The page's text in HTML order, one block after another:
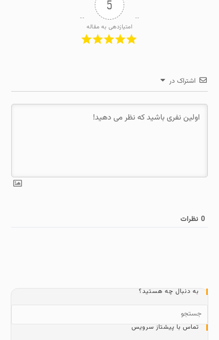
5
امتیازدهی به مقاله
اشتراک در
0 نظرات
به دنبال چه هستید؟
تماس با پیشتاز سرویس